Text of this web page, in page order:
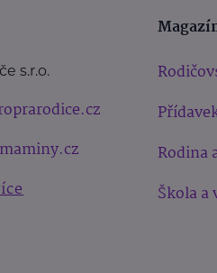
s.r.o.
Rodina
Škola a